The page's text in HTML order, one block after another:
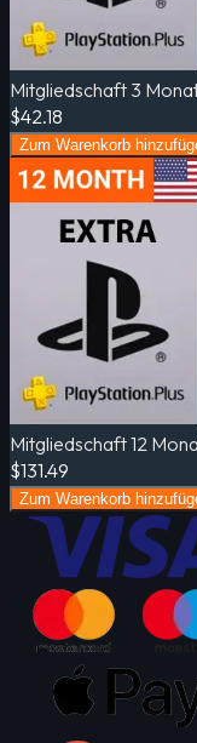
Mitgliedschaft 3
$42.18
Zum Warenkorb
Mitgliedschaft 12
$131.49
Zum Warenkorb